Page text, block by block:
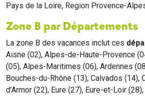
Pays de la Loire, Region Provence-
Zone B par Départements
La zone B des vacances inclut ces
Aisne (02), Alpes-de-Haute-Provence
(05), Alpes-Maritimes (06), Ardennes
Bouches-du-Rhône (13), Calvados (14),
d’Armor (22), Eure (27), Eure-et-Loir